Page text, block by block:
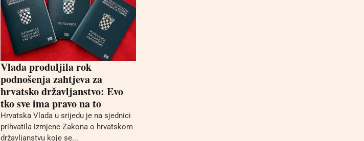
Vlada produljila rok
podnošenja zahtjeva za
hrvatsko državljanstvo: Evo
tko sve ima pravo na to
Hrvatska Vlada u srijedu je na sjednici
prihvatila izmjene Zakona o hrvatskom
državljanstvu koje se...